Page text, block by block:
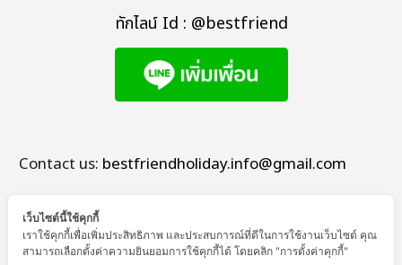
ทักไลน์ Id : @bestfriend
Contact us: bestfriendholiday.info@gmail.com
เว็บไซต์นี้ใช้คุกกี้
เราใช้คุกกี้เพื่อเพิ่มประสิทธิภาพ และประสบการณ์ที่ดีในการใช้งานเว็บไซต์ คุณ
สามารถเลือกตั้งค่าความยินยอมการใช้คุกกี้ได้ โดยคลิก "การตั้งค่าคุกกี้"